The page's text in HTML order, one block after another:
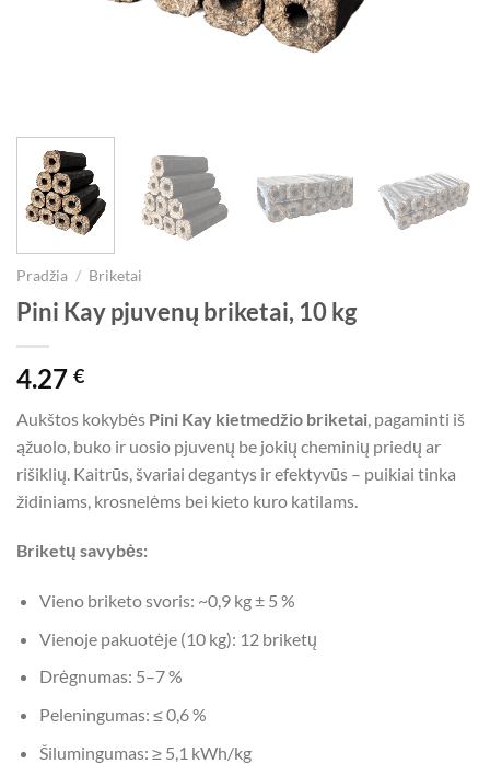
Pradžia / Briketai
Pini Kay pjuvenų briketai, 10 kg
4.27 €
Aukštos kokybės Pini Kay kietmedžio briketai , pagaminti iš
ąžuolo, buko ir uosio pjuvenų be jokių cheminių priedų ar
rišiklių. Kaitrūs, švariai degantys ir efektyvūs – puikiai tinka
židiniams, krosnelėms bei kieto kuro katilams.
Briketų savybės:
Vieno briketo svoris: ~0,9 kg ± 5 %
Vienoje pakuotėje (10 kg): 12 briketų
Drėgnumas: 5–7 %
Peleningumas: ≤ 0,6 %
Šilumingumas: ≥ 5,1 kWh/kg